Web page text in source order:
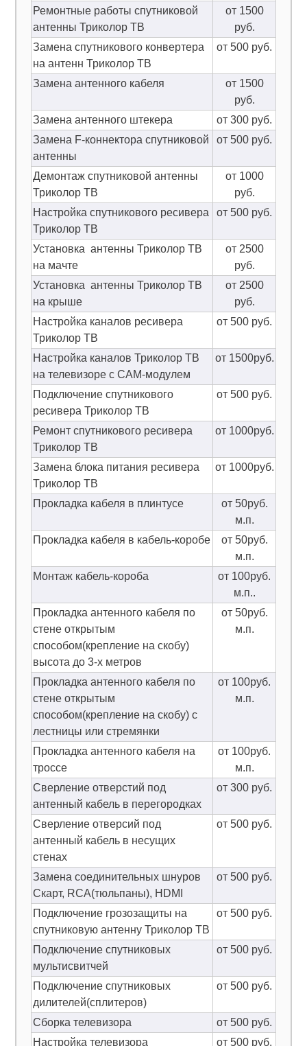
Ремонтные работы спутниковой
антенны Триколор ТВ
от 1500
руб.
Замена спутникового конвертера
на антенн Триколор ТВ
от 500 руб.
Замена антенного кабеля
от 1500
руб.
Замена антенного штекера
от 300 руб.
Замена F-коннектора спутниковой
антенны
от 500 руб.
Демонтаж спутниковой антенны
Триколор ТВ
от 1000
руб.
Настройка спутникового ресивера
Триколор ТВ
от 500 руб.
Установка антенны Триколор ТВ
на мачте
от 2500
руб.
Установка антенны Триколор ТВ
на крыше
от 2500
руб.
Настройка каналов ресивера
Триколор ТВ
от 500 руб.
Настройка каналов Триколор ТВ
на телевизоре с CAM-модулем
от 1500руб.
Подключение спутникового
ресивера Триколор ТВ
от 500 руб.
Ремонт спутникового ресивера
Триколор ТВ
от 1000руб.
Замена блока питания ресивера
Триколор ТВ
от 1000руб.
Прокладка кабеля в плинтусе
от 50руб.
м.п.
Прокладка кабеля в кабель-коробе
от 50руб.
м.п.
Монтаж кабель-короба
от 100руб.
м.п..
Прокладка антенного кабеля по
стене открытым
способом(крепление на скобу)
высота до 3-х метров
от 50руб.
м.п.
Прокладка антенного кабеля по
стене открытым
способом(крепление на скобу) с
лестницы или стремянки
от 100руб.
м.п.
Прокладка антенного кабеля на
троссе
от 100руб.
м.п.
Сверление отверстий под
антенный кабель в перегородках
от 300 руб.
Сверление отверсий под
антенный кабель в несущих
стенах
от 500 руб.
Замена соединительных шнуров
Скарт, RCA(тюльпаны), HDMI
от 500 руб.
Подключение грозозащиты на
спутниковую антенну Триколор ТВ
от 500 руб.
Подключение спутниковых
мультисвитчей
от 500 руб.
Подключение спутниковых
дилителей(сплитеров)
от 500 руб.
Сборка телевизора
от 500 руб.
Настройка телевизора
от 500 руб.